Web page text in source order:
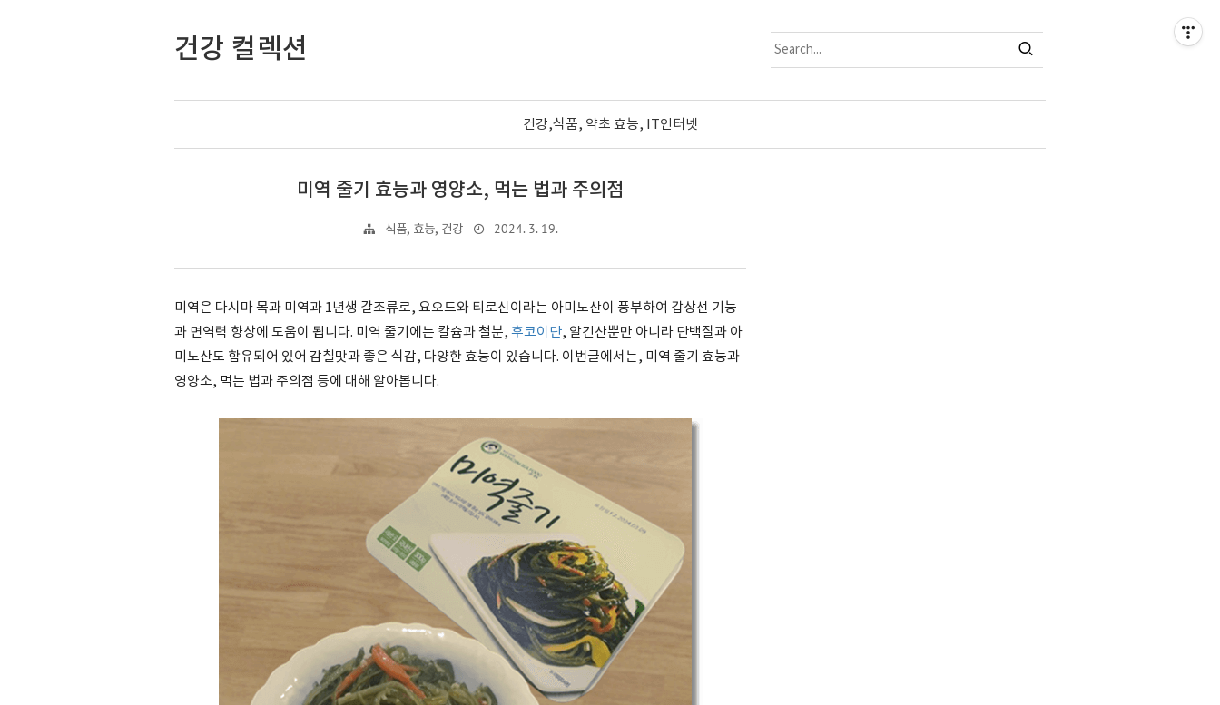
건강 컬렉션
건강,식품, 약초 효능, IT인터넷
미역 줄기 효능과 영양소, 먹는 법과 주의점
식품, 효능, 건강 2024. 3. 19.
미역은 다시마 목과 미역과 1년생 갈조류로, 요오드와 티로신이라는 아미노산이 풍부하여 갑상선 기능
과 면역력 향상에 도움이 됩니다. 미역 줄기에는 칼슘과 철분, 후코이단, 알긴산뿐만 아니라 단백질과 아
미노산도 함유되어 있어 감칠맛과 좋은 식감, 다양한 효능이 있습니다. 이번글에서는, 미역 줄기 효능과
영양소, 먹는 법과 주의점 등에 대해 알아봅니다.